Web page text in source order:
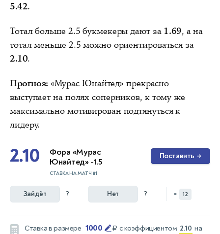
5.42.
Тотал больше 2.5 букмекеры дают за 1.69, а на
тотал меньше 2.5 можно ориентироваться за
2.10.
Прогноз: «Мурас Юнайтед» прекрасно
выступает на полях соперников, к тому же
максимально мотивирован подтянуться к
лидеру.
2.10
Фора «Мурас
Юнайтед» -1.5
СТАВКА НА МАТЧ #1
Поставить →
Зайдёт ? Нет ? = 12
Ставка в размере 1000 ₽ с коэффициентом 2.10 на